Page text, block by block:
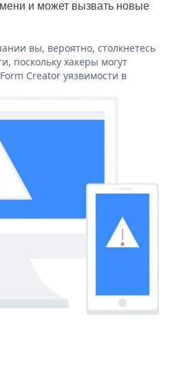
и может вызвать новые
вы, вероятно, столкнетесь
поскольку хакеры могут
Creator уязвимости в